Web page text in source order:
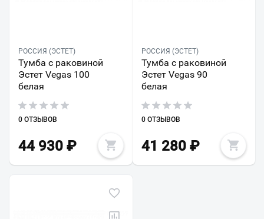
РОССИЯ (ЭСТЕТ)
Тумба с раковиной
Эстет Vegas 100
белая
0 ОТЗЫВОВ
44 930 ₽
РОССИЯ (ЭСТЕТ)
Тумба с раковиной
Эстет Vegas 90
белая
0 ОТЗЫВОВ
41 280₽